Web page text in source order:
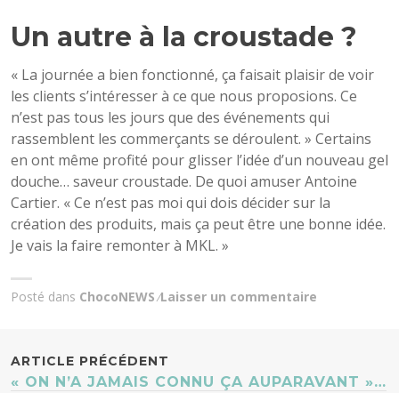
Un autre à la croustade ?
« La journée a bien fonctionné, ça faisait plaisir de voir
les clients s’intéresser à ce que nous proposions. Ce
n’est pas tous les jours que des événements qui
rassemblent les commerçants se déroulent. » Certains
en ont même profité pour glisser l’idée d’un nouveau gel
douche… saveur croustade. De quoi amuser Antoine
Cartier. « Ce n’est pas moi qui dois décider sur la
création des produits, mais ça peut être une bonne idée.
Je vais la faire remonter à MKL. »
Posté dans ChocoNEWS Laisser un commentaire
NAVIGATION
ARTICLE PRÉCÉDENT
« ON N’A JAMAIS CONNU ÇA AUPARAVANT »…